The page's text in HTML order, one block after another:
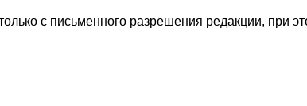
с письменного разрешения редакции, при